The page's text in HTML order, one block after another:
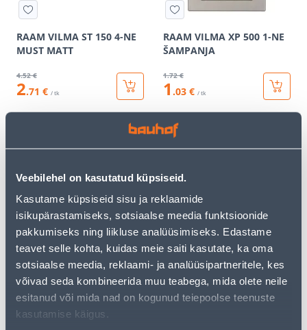
Veebilehel on kasutatud küpsiseid.
Kasutame küpsiseid sisu ja reklaamide
isikupärastamiseks, sotsiaalse meedia funktsioonide
pakkumiseks ning liikluse analüüsimiseks. Edastame
teavet selle kohta, kuidas meie saiti kasutate, ka oma
sotsiaalse meedia, reklaami- ja analüüsipartneritele, kes
võivad seda kombineerida muu teabega, mida olete neile
esitanud või mida nad on kogunud teiepoolse teenuste
kasutamise käigus.
RAAM VILMA ST 150 4-NE
MUST MATT
4.52 €
2.71 € / tk
RAAM VILMA XP 500 1-NE
ŠAMPANJA
1.72 €
1 .03 € / tk
RAAM VILMA XP 500 1-NE
METALLIC
.72 €
1.03 €
KAMPAANIA
RAAM VILMA XP 500 1-NE
PRUUN
1.03 €